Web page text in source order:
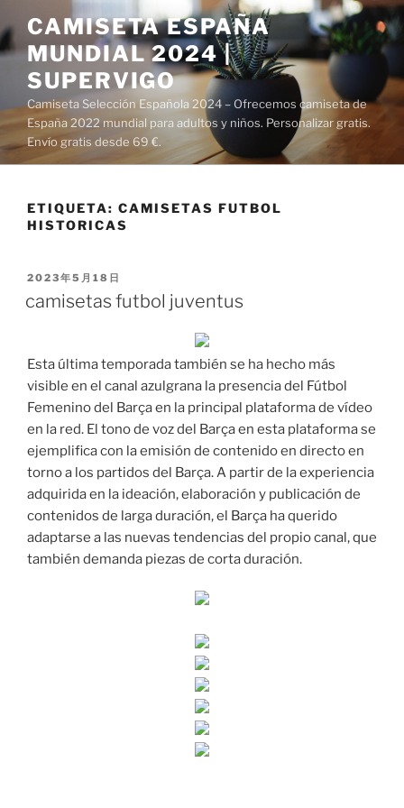
al
contenido
CAMISETA ESPAÑA
MUNDIAL 2024 |
SUPERVIGO
Camiseta Selección Española 2024 – Ofrecemos camiseta de
España 2022 mundial para adultos y niños. Personalizar gratis.
Envío gratis desde 69 €.
ETIQUETA: CAMISETAS FUTBOL
HISTORICAS
PUBLICADO
2023年5月18日
camisetas futbol juventus
Esta última temporada también se ha hecho más
visible en el canal azulgrana la presencia del Fútbol
Femenino del Barça en la principal plataforma de vídeo
en la red. El tono de voz del Barça en esta plataforma se
ejemplifica con la emisión de contenido en directo en
torno a los partidos del Barça. A partir de la experiencia
adquirida en la ideación, elaboración y publicación de
contenidos de larga duración, el Barça ha querido
adaptarse a las nuevas tendencias del propio canal, que
también demanda piezas de corta duración.